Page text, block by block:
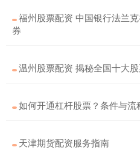
福州股票配资 中国银行法兰
券
温州股票配资 揭秘全国十大
如何开通杠杆股票？条件与流
天津期货配资服务指南